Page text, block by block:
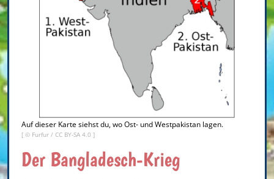
Auf dieser Karte siehst du, wo Ost- und Westpakistan lagen.
[ © Furfur / CC BY-SA 4.0 ]
Der Bangladesch-Krieg